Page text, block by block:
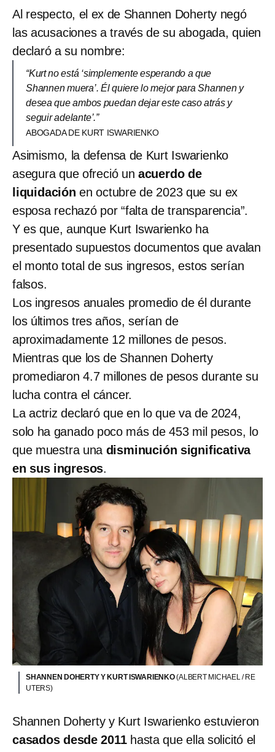
Al respecto, el ex de Shannen Doherty negó
las acusaciones a través de su abogada, quien
declaró a su nombre:
“Kurt no está ‘simplemente esperando a que
Shannen muera’. Él quiere lo mejor para Shannen y
desea que ambos puedan dejar este caso atrás y
seguir adelante’.”
ABOGADA DE KURT ISWARIENKO
Asimismo, la defensa de Kurt Iswarienko
asegura que ofreció un acuerdo de
liquidación en octubre de 2023 que su ex
esposa rechazó por “falta de transparencia”.
Y es que, aunque Kurt Iswarienko ha
presentado supuestos documentos que avalan
el monto total de sus ingresos, estos serían
falsos.
Los ingresos anuales promedio de él durante
los últimos tres años, serían de
aproximadamente 12 millones de pesos.
Mientras que los de Shannen Doherty
promediaron 4.7 millones de pesos durante su
lucha contra el cáncer.
La actriz declaró que en lo que va de 2024,
solo ha ganado poco más de 453 mil pesos, lo
que muestra una disminución significativa
en sus ingresos.
SHANNEN DOHERTY Y KURT ISWARIENKO(ALBERT MICHAEL / RE
UTERS)
Shannen Doherty y Kurt Iswarienko estuvieron
casados desde 2011hasta que ella solicitó el